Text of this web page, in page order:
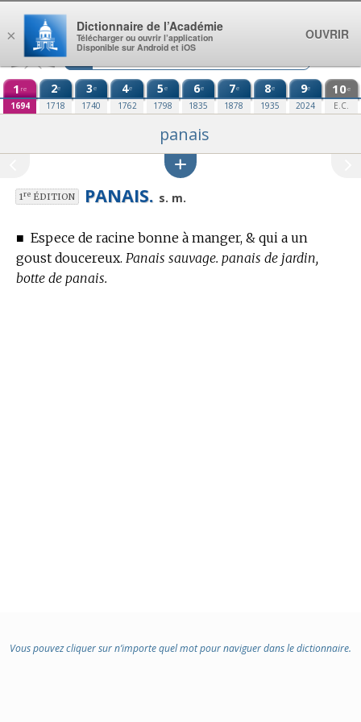
Aller au contenu
1 re
1694
2e
1718
3e
1740
4e
1762
5e
1798
6e
1835
7e
1878
8e
1935
9e
2024
10e
E.C.
panais
1reÉDITION PANAIS. s. m.
■ Espece de racine bonne à manger, & qui a un
goust doucereux. Panais sauvage. panais de jardin,
botte de panais.
Vous pouvez cliquer sur n’importe quel mot pour naviguer dans le dictionnaire.
×
Dictionnaire de l’Académie
Télécharger ou ouvrir l’application
Disponible sur Android et iOS
OUVRIR